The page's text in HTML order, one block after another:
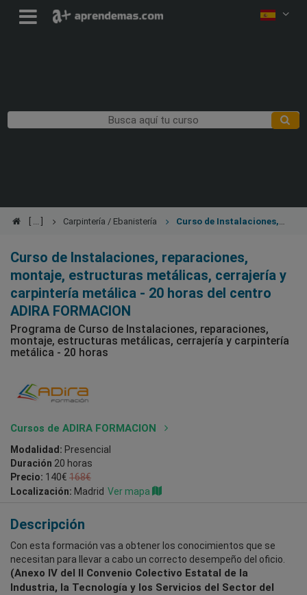
Carpintería / Ebanistería
Curso de Instalaciones, reparaciones,
montaje, estructuras metálicas, cerrajería y
carpintería metálica - 20 horas del centro
ADIRA FORMACION
Programa de Curso de Instalaciones, reparaciones,
montaje, estructuras metálicas, cerrajería y carpintería
metálica - 20 horas
Cursos de ADIRA FORMACION
Modalidad: Presencial
Duración 20 horas
Precio: 140€ 168€
Localización: Madrid Ver mapa
Descripción
Con esta formación vas a obtener los conocimientos que se
necesitan para llevar a cabo un correcto desempeño del oficio.
(Anexo IV del II Convenio Colectivo Estatal de la
Industria, la Tecnología y los Servicios del Sector del